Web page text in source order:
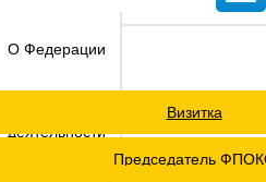
О Федерации
Визитка
Председатель
деятельности